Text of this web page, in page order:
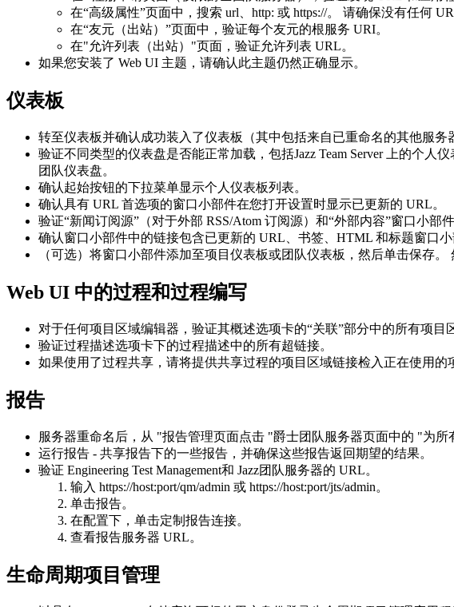
在“高级属性”页面中，搜索 url、 http: 或 https://。 请确保没有任何
在“友元（出站） ”页面中，验证每个友元的根服务 URI。
在"允许列表（出站） "页面，验证允许列表 URL。
如果您安装了 Web UI 主题，请确认此主题仍然正确显示。
仪表板
转至仪表板并确认成功装入了仪表板（其中包括来自已重命名的其他服务
验证不同类型的仪表盘是否能正常加载，包括Jazz Team Server上的个人仪
团队仪表盘。
确认起始按钮的下拉菜单显示个人仪表板列表。
确认具有 URL 首选项的窗口小部件在您打开设置时显示已更新的 URL。
验证“新闻订阅源”（对于外部 RSS/Atom 订阅源）和“外部内容”窗口小部
确认窗口小部件中的链接包含已更新的 URL、书签、HTML 和标题窗口小
（可选）将窗口小部件添加至项目仪表板或团队仪表板，然后单击保存。
Web UI 中的过程和过程编写
对于任何项目区域编辑器，验证其概述选项卡的“关联”部分中的所有项目
验证过程描述选项卡下的过程描述中的所有超链接。
如果使用了过程共享，请将提供共享过程的项目区域链接检入正在使用的
报告
服务器重命名后，从 "报告管理页面点击 "爵士团队服务器页面中的 "为所
运行报告 - 共享报告下的一些报告，并确保这些报告返回期望的结果。
验证 Engineering Test Management和 Jazz团队服务器的 URL。
输入 https://host:port/qm/admin 或 https://host:port/jts/admin。
单击报告。
在配置下，单击定制报告连接。
查看报告服务器 URL。
生命周期项目管理